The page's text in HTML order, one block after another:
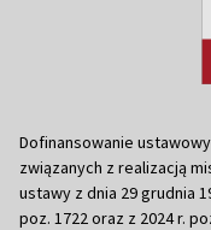
Dofinansowanie
związanych z realizacją
ustawy z dnia 29 grudnia
poz. 1722 oraz z 2024 r.